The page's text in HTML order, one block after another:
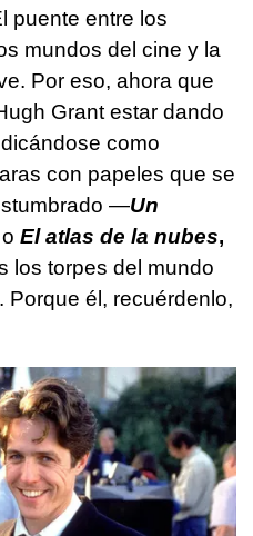
puente entre los
mundos del cine y la
Por eso, ahora que
Grant estar dando
como
con papeles que se
—Un
o El atlas de la nubes,
los torpes del mundo
él, recuérdenlo,